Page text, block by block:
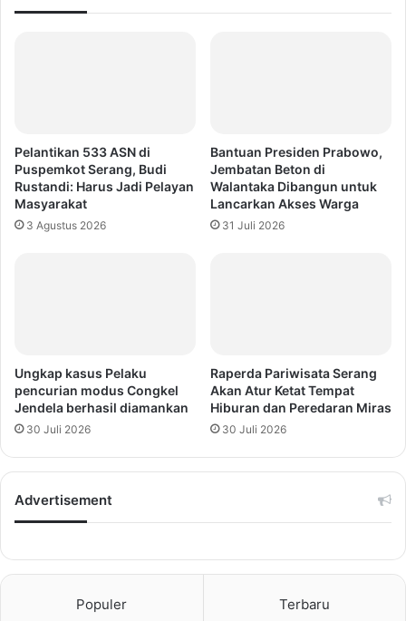
Pelantikan 533 ASN di
Puspemkot Serang, Budi
Rustandi: Harus Jadi Pelayan
Masyarakat
3 Agustus 2026
Bantuan Presiden Prabowo,
Jembatan Beton di
Walantaka Dibangun untuk
Lancarkan Akses Warga
31 Juli 2026
Ungkap kasus Pelaku
pencurian modus Congkel
Jendela berhasil diamankan
30 Juli 2026
Raperda Pariwisata Serang
Akan Atur Ketat Tempat
Hiburan dan Peredaran Miras
30 Juli 2026
Advertisement
Populer Terbaru